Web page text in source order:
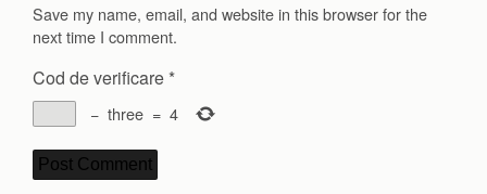
Save my name, email, and website in this browser for the
next time I comment.
Cod de verificare *
− three = 4